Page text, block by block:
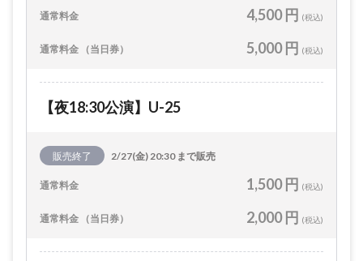
通常料金 4,500 円 (税込)
通常料金 （当日券） 5,000 円 (税込)
【夜18:30公演】U-25
販売終了 2/27(金) 20:30 まで販売
通常料金 1,500 円 (税込)
通常料金 （当日券） 2,000 円 (税込)